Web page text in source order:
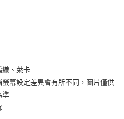
哥大用戶可立即使用無須另外申請。
的期數、繳款截止日，確認付款後即完
織、萊卡
幕設定差異會有所不同，圖片僅供
準